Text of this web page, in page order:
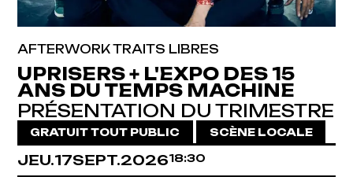
AFTERWORK TRAITS LIBRES
UPRISERS + L'EXPO DES 15
ANS DU TEMPS MACHINE
PRÉSENTATION DU TRIMESTRE
GRATUIT TOUT PUBLIC SCÈNE LOCALE
JEUDI
JEU.17SEPTEMBRE
SEPT.202618:30